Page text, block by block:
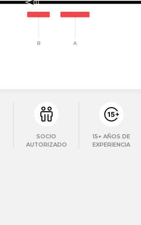
SOCIO
AUTORIZADO
15+ AÑOS DE
EXPERIENCIA